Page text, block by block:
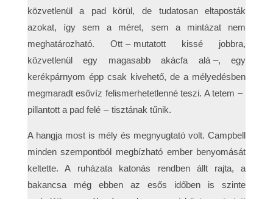
közvetlenül a pad körül, de tudatosan eltaposták
azokat, így sem a méret, sem a mintázat nem
meghatározható. Ott – mutatott kissé jobbra,
közvetlenül egy magasabb akácfa alá –, egy
kerékpárnyom épp csak kivehető, de a mélyedésben
megmaradt esővíz felismerhetetlenné teszi. A tetem –
pillantott a pad felé – tisztának tűnik.
A hangja most is mély és megnyugtató volt. Campbell
minden szempontból megbízható ember benyomását
keltette. A ruházata katonás rendben állt rajta, a
bakancsa még ebben az esős időben is szinte